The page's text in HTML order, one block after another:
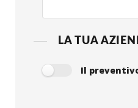
LA TUA
Il